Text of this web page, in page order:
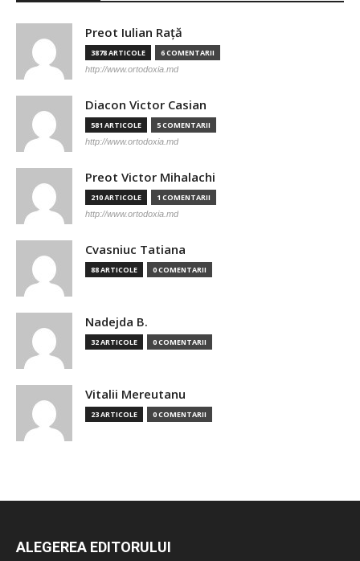
Preot Iulian Raţă
3878 ARTICOLE 6 COMENTARII
http://www.ortodoxia.md
Diacon Victor Casian
581 ARTICOLE 5 COMENTARII
http://www.ortodoxia.md
Preot Victor Mihalachi
210 ARTICOLE 1 COMENTARII
http://www.ortodoxia.md
Cvasniuc Tatiana
88 ARTICOLE 0 COMENTARII
Nadejda B.
32 ARTICOLE 0 COMENTARII
Vitalii Mereutanu
23 ARTICOLE 0 COMENTARII
ALEGEREA EDITORULUI